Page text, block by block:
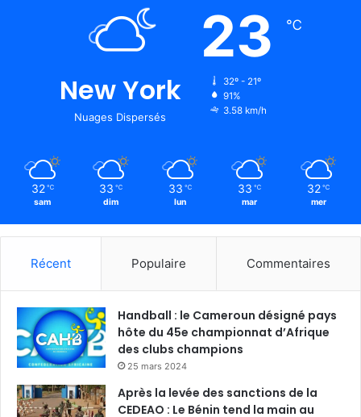
New York
Nuages Dispersés
23 ℃
32º - 21º
91%
3.58 km/h
32 ℃
sam
33 ℃
dim
33 ℃
lun
33 ℃
mar
32 ℃
mer
Récent Populaire Commentaires
Handball : le Cameroun désigné pays
hôte du 45e championnat d’Afrique
des clubs champions
25 mars 2024
Après la levée des sanctions de la
CEDEAO : Le Bénin tend la main au